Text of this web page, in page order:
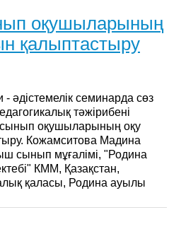
оқушыларының
қалыптастыру
әдістемелік семинарда сөз
тәжірибені
оқушыларының оқу
Кожамситова Мадина
сынып мұғалімі, "Родина
КММ, Қазақстан,
қаласы, Родина ауылы